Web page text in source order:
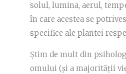
solul, lumina, aerul,
în care acestea se
specifice ale plantei
Știm de mult din
omului (și a majorității